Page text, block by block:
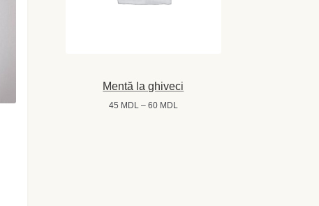
Mentă la ghiveci
45 MDL – 60 MDL